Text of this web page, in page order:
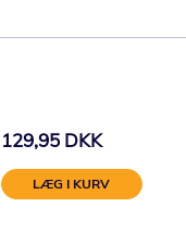
129,95 DKK
LÆG I KURV